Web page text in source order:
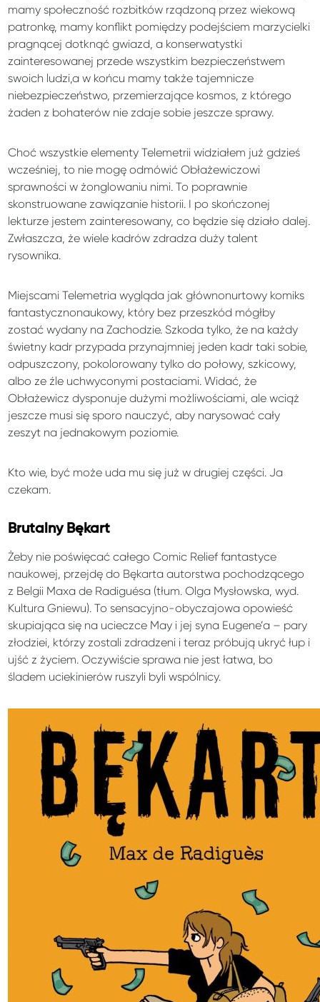
mamy społeczność rozbitków rządzoną przez wiekową
patronkę, mamy konflikt pomiędzy podejściem marzycielki
pragnącej dotknąć gwiazd, a konserwatystki
zainteresowanej przede wszystkim bezpieczeństwem
swoich ludzi,a w końcu mamy także tajemnicze
niebezpieczeństwo, przemierzające kosmos, z którego
żaden z bohaterów nie zdaje sobie jeszcze sprawy.
Choć wszystkie elementy Telemetrii widziałem już gdzieś
wcześniej, to nie mogę odmówić Obłażewiczowi
sprawności w żonglowaniu nimi. To poprawnie
skonstruowane zawiązanie historii. I po skończonej
lekturze jestem zainteresowany, co będzie się działo dalej.
Zwłaszcza, że wiele kadrów zdradza duży talent
rysownika.
Miejscami Telemetria wygląda jak głównonurtowy komiks
fantastycznonaukowy, który bez przeszkód mógłby
zostać wydany na Zachodzie. Szkoda tylko, że na każdy
świetny kadr przypada przynajmniej jeden kadr taki sobie,
odpuszczony, pokolorowany tylko do połowy, szkicowy,
albo ze źle uchwyconymi postaciami. Widać, że
Obłażewicz dysponuje dużymi możliwościami, ale wciąż
jeszcze musi się sporo nauczyć, aby narysować cały
zeszyt na jednakowym poziomie.
Kto wie, być może uda mu się już w drugiej części. Ja
czekam.
Brutalny Bękart
Żeby nie poświęcać całego Comic Relief fantastyce
naukowej, przejdę do Bękarta autorstwa pochodzącego
z Belgii Maxa de Radiguésa (tłum. Olga Mysłowska, wyd.
Kultura Gniewu). To sensacyjno-obyczajowa opowieść
skupiająca się na ucieczce May i jej syna Eugene’a – pary
złodziei, którzy zostali zdradzeni i teraz próbują ukryć łup i
ujść z życiem. Oczywiście sprawa nie jest łatwa, bo
śladem uciekinierów ruszyli byli wspólnicy.